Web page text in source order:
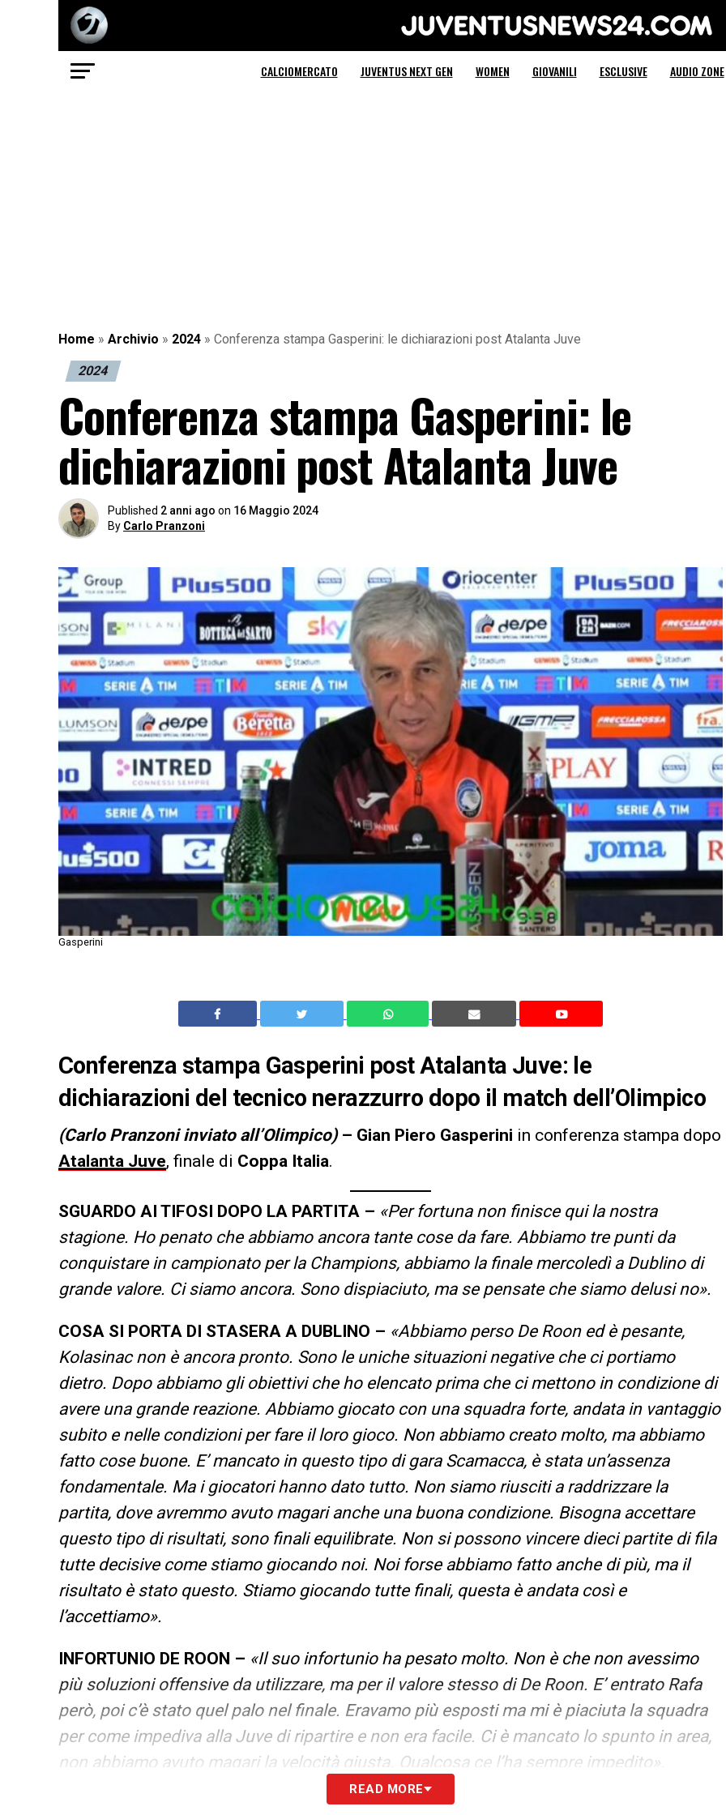
Juventus News 24
CALCIOMERCATO JUVENTUS NEXT GEN WOMEN GIOVANILI ESCLUSIVE AUDIO ZONE
Home » Archivio » 2024 » Conferenza stampa Gasperini: le dichiarazioni post Atalanta Juve
2024
Conferenza stampa Gasperini: le
dichiarazioni post Atalanta Juve
Published 2 anni ago on 16 Maggio 2024
By Carlo Pranzoni
Gasperini
Conferenza stampa Gasperini post Atalanta Juve: le
dichiarazioni del tecnico nerazzurro dopo il match dell’Olimpico
(Carlo Pranzoni inviato all’Olimpico) – Gian Piero Gasperini in conferenza stampa dopo
Atalanta Juve, finale di Coppa Italia.
SGUARDO AI TIFOSI DOPO LA PARTITA – «Per fortuna non finisce qui la nostra
stagione. Ho penato che abbiamo ancora tante cose da fare. Abbiamo tre punti da
conquistare in campionato per la Champions, abbiamo la finale mercoledì a Dublino di
grande valore. Ci siamo ancora. Sono dispiaciuto, ma se pensate che siamo delusi no».
COSA SI PORTA DI STASERA A DUBLINO – «Abbiamo perso De Roon ed è pesante,
Kolasinac non è ancora pronto. Sono le uniche situazioni negative che ci portiamo
dietro. Dopo abbiamo gli obiettivi che ho elencato prima che ci mettono in condizione di
avere una grande reazione. Abbiamo giocato con una squadra forte, andata in vantaggio
subito e nelle condizioni per fare il loro gioco. Non abbiamo creato molto, ma abbiamo
fatto cose buone. E’ mancato in questo tipo di gara Scamacca, è stata un’assenza
fondamentale. Ma i giocatori hanno dato tutto. Non siamo riusciti a raddrizzare la
partita, dove avremmo avuto magari anche una buona condizione. Bisogna accettare
questo tipo di risultati, sono finali equilibrate. Non si possono vincere dieci partite di fila
tutte decisive come stiamo giocando noi. Noi forse abbiamo fatto anche di più, ma il
risultato è stato questo. Stiamo giocando tutte finali, questa è andata così e
l’accettiamo».
INFORTUNIO DE ROON – «Il suo infortunio ha pesato molto. Non è che non avessimo
più soluzioni offensive da utilizzare, ma per il valore stesso di De Roon. E’ entrato Rafa
però, poi c’è stato quel palo nel finale. Eravamo più esposti ma mi è piaciuta la squadra
per come impediva alla Juve di ripartire e non era facile. Ci è mancato lo spunto in area,
non abbiamo avuto magari la velocità giusta. Qualcosa ce l’ha sempre impedito».
«Ho sempre visto questa Juve quando ci abbiamo giocato pronto.
READ MORE